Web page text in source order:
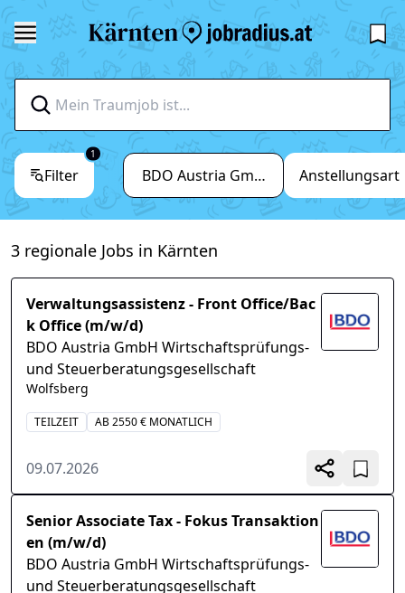
Filter
1
BDO Austria GmbH Anstellungsart
3 regionale Jobs in Kärnten
Verwaltungsassistenz - Front Office/Bac
k Office (m/w/d)
BDO Austria GmbH Wirtschaftsprüfungs-
und Steuerberatungsgesellschaft
Wolfsberg
TEILZEIT AB 2550 € MONATLICH
09.07.2026
Senior Associate Tax - Fokus Transaktion
en (m/w/d)
BDO Austria GmbH Wirtschaftsprüfungs-
und Steuerberatungsgesellschaft